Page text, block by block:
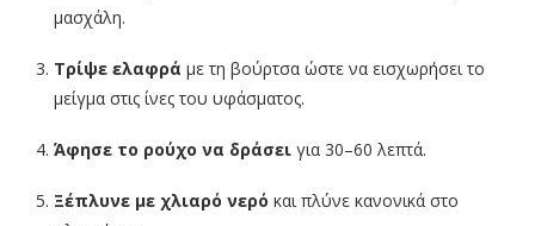
μασχάλη.
Τρίψε ελαφρά με τη βούρτσα ώστε να εισχωρήσει το
μείγμα στις ίνες του υφάσματος.
Άφησε το ρούχο να δράσει για 30–60 λεπτά.
Ξέπλυνε με χλιαρό νερό και πλύνε κανονικά στο